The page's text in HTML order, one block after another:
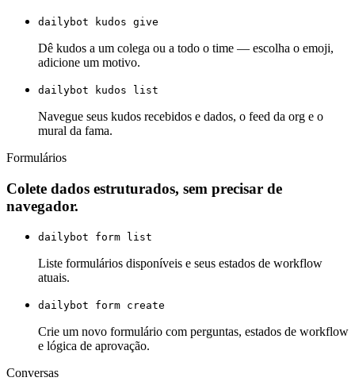
dailybot kudos give
Dê kudos a um colega ou a todo o time — escolha o emoji,
adicione um motivo.
dailybot kudos list
Navegue seus kudos recebidos e dados, o feed da org e o
mural da fama.
Formulários
Colete dados estruturados, sem precisar de
navegador.
dailybot form list
Liste formulários disponíveis e seus estados de workflow
atuais.
dailybot form create
Crie um novo formulário com perguntas, estados de workflow
e lógica de aprovação.
Conversas